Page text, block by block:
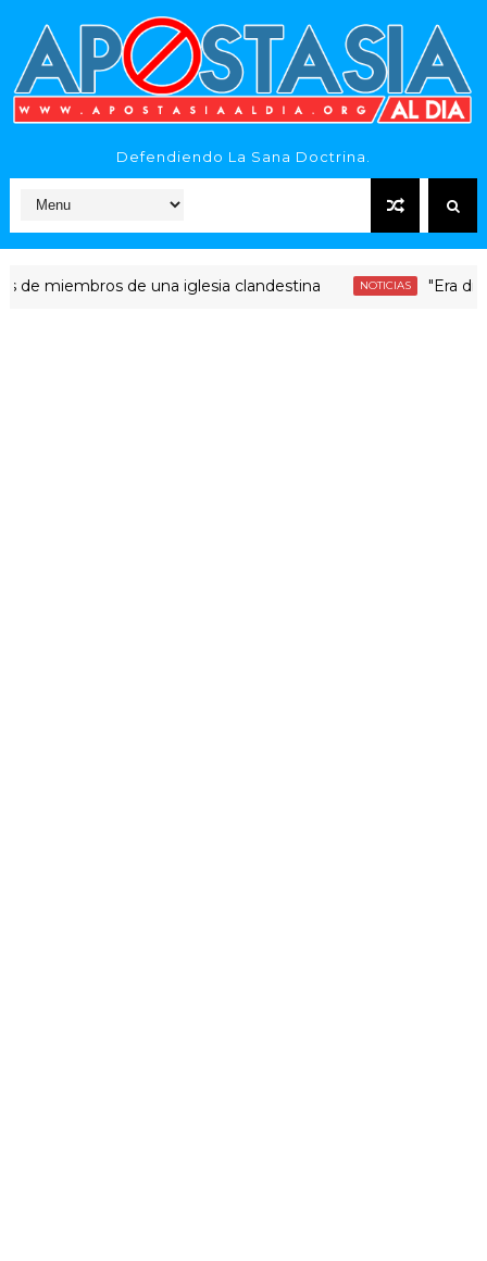
Defendiendo La Sana Doctrina.
de una iglesia clandestina NOTICIAS "Era dinero